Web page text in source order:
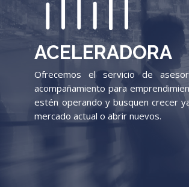
ACELERADORA
Ofrecemos el servicio de
acompañamiento para
estén operando y busquen crecer
mercado actual o abrir nuevos.